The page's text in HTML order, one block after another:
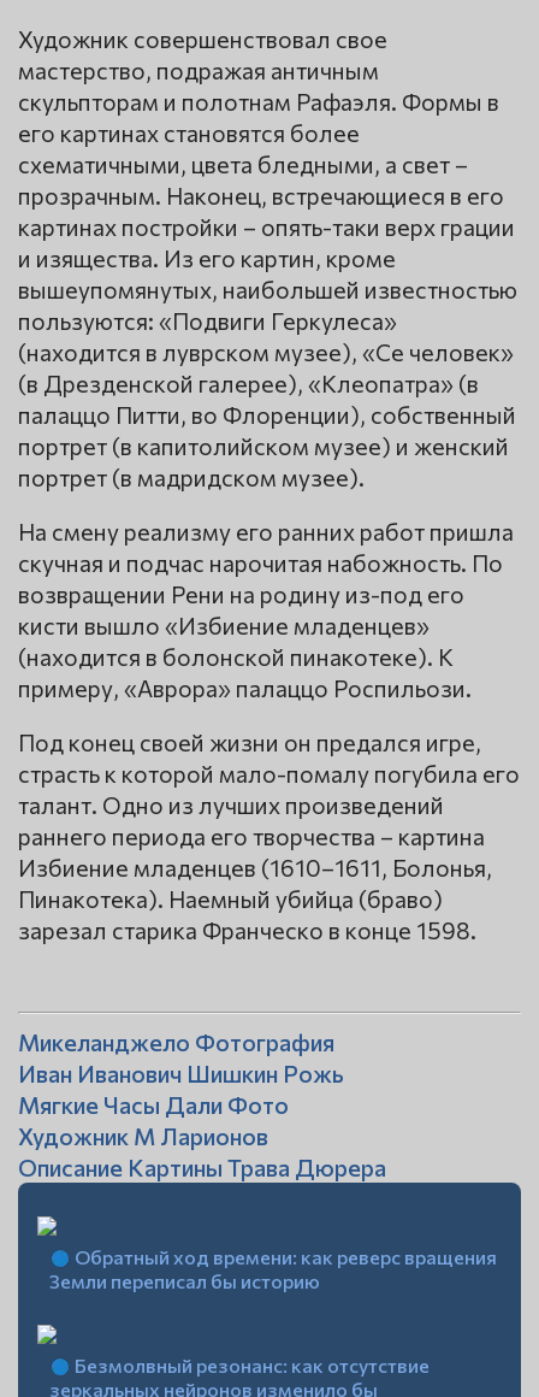
Художник совершенствовал свое
мастерство, подражая античным
скульпторам и полотнам Рафаэля. Формы в
его картинах становятся более
схематичными, цвета бледными, а свет –
прозрачным. Наконец, встречающиеся в его
картинах постройки – опять-таки верх грации
и изящества. Из его картин, кроме
вышеупомянутых, наибольшей известностью
пользуются: «Подвиги Геркулеса»
(находится в луврском музее), «Се человек»
(в Дрезденской галерее), «Клеопатра» (в
палаццо Питти, во Флоренции), собственный
портрет (в капитолийском музее) и женский
портрет (в мадридском музее).
На смену реализму его ранних работ пришла
скучная и подчас нарочитая набожность. По
возвращении Рени на родину из-под его
кисти вышло «Избиение младенцев»
(находится в болонской пинакотеке). К
примеру, «Аврора» палаццо Роспильози.
Под конец своей жизни он предался игре,
страсть к которой мало-помалу погубила его
талант. Одно из лучших произведений
раннего периода его творчества – картина
Избиение младенцев (1610–1611, Болонья,
Пинакотека). Наемный убийца (браво)
зарезал старика Франческо в конце 1598.
Микеланджело Фотография
Иван Иванович Шишкин Рожь
Мягкие Часы Дали Фото
Художник М Ларионов
Описание Картины Трава Дюрера
Обратный ход времени: как реверс вращения
Земли переписал бы историю
Безмолвный резонанс: как отсутствие
зеркальных нейронов изменило бы